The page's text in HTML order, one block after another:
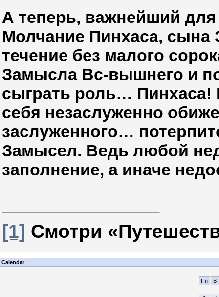
А теперь, важнейший
Молчание Пинхаса, сына
течение без малого
Замысла Вс-вышнего и
сыграть роль… Пинхаса!
себя незаслуженно
заслуженного…
Замысел. Ведь любой
заполнение, а иначе
[1] Смотри
Calendar
Пн
Вт